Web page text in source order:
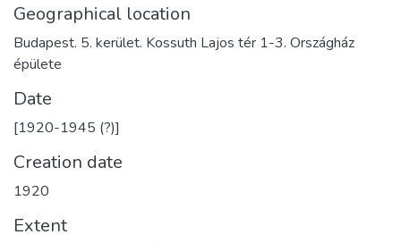
Geographical location
Budapest. 5. kerület. Kossuth Lajos tér 1-3. Országház
épülete
Date
[1920-1945 (?)]
Creation date
1920
Extent